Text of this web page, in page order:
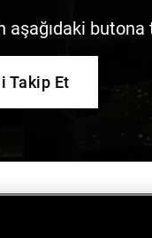
butona
Takip Et